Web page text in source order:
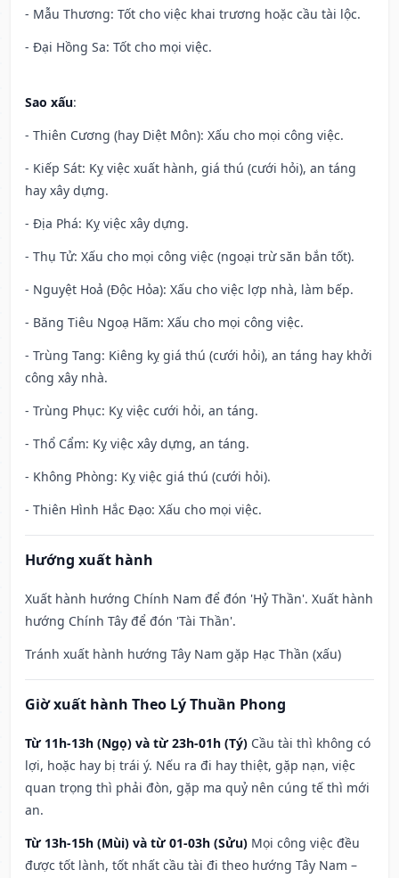
- Mẫu Thương: Tốt cho việc khai trương hoặc cầu tài lộc.
- Đại Hồng Sa: Tốt cho mọi việc.
Sao xấu:
- Thiên Cương (hay Diệt Môn): Xấu cho mọi công việc.
- Kiếp Sát: Kỵ việc xuất hành, giá thú (cưới hỏi), an táng
hay xây dựng.
- Địa Phá: Kỵ việc xây dựng.
- Thụ Tử: Xấu cho mọi công việc (ngoại trừ săn bắn tốt).
- Nguyệt Hoả (Độc Hỏa): Xấu cho việc lợp nhà, làm bếp.
- Băng Tiêu Ngoạ Hãm: Xấu cho mọi công việc.
- Trùng Tang: Kiêng kỵ giá thú (cưới hỏi), an táng hay khởi
công xây nhà.
- Trùng Phục: Kỵ việc cưới hỏi, an táng.
- Thổ Cẩm: Kỵ việc xây dựng, an táng.
- Không Phòng: Kỵ việc giá thú (cưới hỏi).
- Thiên Hình Hắc Đạo: Xấu cho mọi việc.
Hướng xuất hành
Xuất hành hướng Chính Nam để đón 'Hỷ Thần'. Xuất hành
hướng Chính Tây để đón 'Tài Thần'.
Tránh xuất hành hướng Tây Nam gặp Hạc Thần (xấu)
Giờ xuất hành Theo Lý Thuần Phong
Từ 11h-13h (Ngọ) và từ 23h-01h (Tý) Cầu tài thì không có
lợi, hoặc hay bị trái ý. Nếu ra đi hay thiệt, gặp nạn, việc
quan trọng thì phải đòn, gặp ma quỷ nên cúng tế thì mới
an.
Từ 13h-15h (Mùi) và từ 01-03h (Sửu) Mọi công việc đều
được tốt lành, tốt nhất cầu tài đi theo hướng Tây Nam –